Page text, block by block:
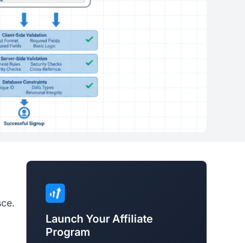
Launch Your Affiliate
Program